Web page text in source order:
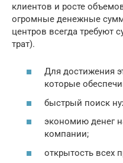
клиентов и росте
огромные денежные
центров всегда требуют
трат).
Для достижения
которые
быстрый поиск
экономию денег
компании;
открытость всех